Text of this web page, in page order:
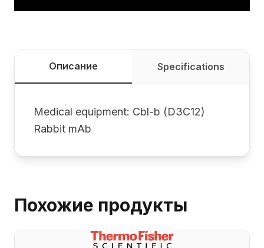
Описание Specifications
Medical equipment: Cbl-b (D3C12)
Rabbit mAb
Похожие продукты